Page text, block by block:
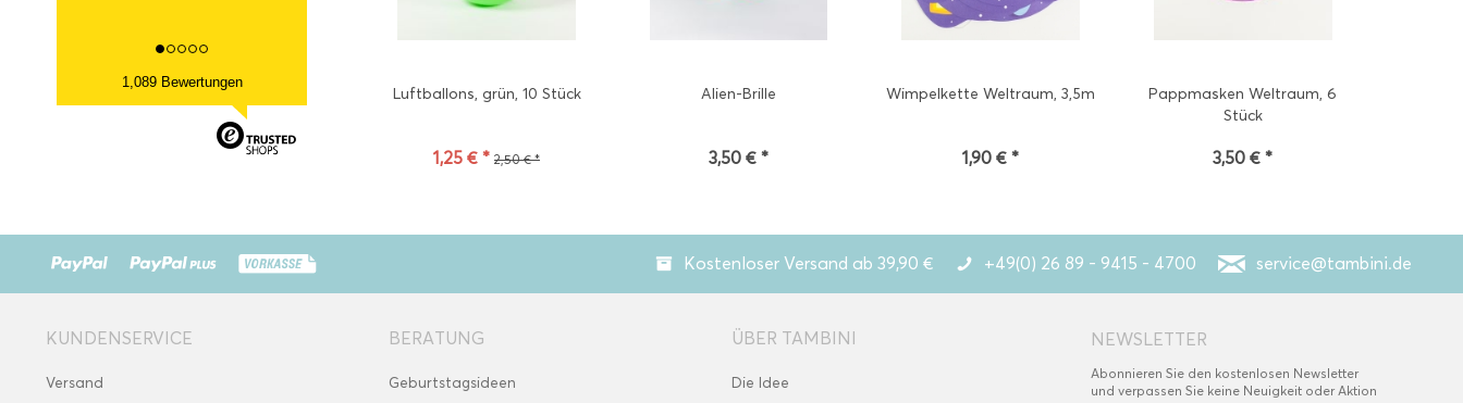
1,089 Bewertungen
Luftballons, grün, 10 Stück
1,25 € * 2,50 € *
Alien-Brille
3,50 € *
Wimpelkette Weltraum, 3,5m
1,90 € *
Pappmasken Weltraum, 6
Stück
3,50 € *
Kostenloser Versand ab 39,90 € +49(0) 26 89 - 9415 - 4700 service@tambini.de
KUNDENSERVICE
Versand
BERATUNG
Geburtstagsideen
ÜBER TAMBINI
Die Idee
NEWSLETTER
Abonnieren Sie den kostenlosen Newsletter
und verpassen Sie keine Neuigkeit oder Aktion